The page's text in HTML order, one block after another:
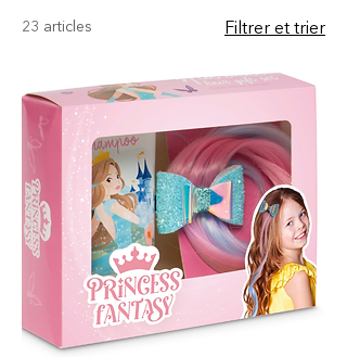
23 articles Filtrer et trier